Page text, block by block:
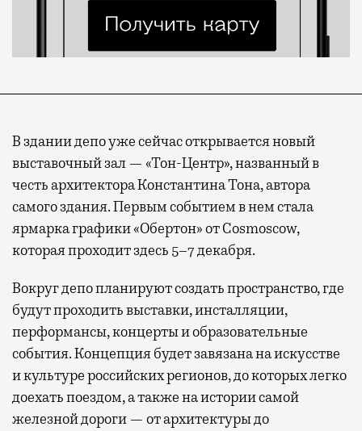
В здании депо уже сейчас открывается новый
выставочный зал — «Тон-Центр», названный в
честь архитектора Константина Тона, автора
самого здания. Первым событием в нем стала
ярмарка графики «Обертон» от Cosmoscow,
которая проходит здесь 5–7 декабря.
Вокруг депо планируют создать пространство, где
будут проходить выставки, инсталляции,
перформансы, концерты и образовательные
события. Концепция будет завязана на искусстве
и культуре российских регионов, до которых легко
доехать поездом, а также на истории самой
железной дороги — от архитектуры до